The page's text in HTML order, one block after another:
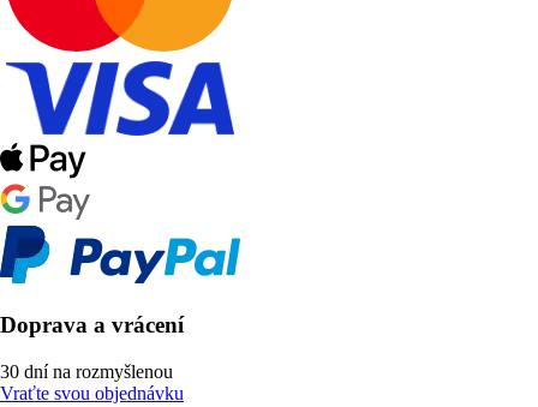
Doprava a vrácení
30 dní na rozmyšlenou
Vraťte svou objednávku